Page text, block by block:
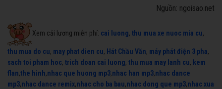
Nguồn: ngoisao.net
Xem cải lương miễn phí: cai luong, thu mua xe nuoc mia cu,
thu mua do cu, may phat dien cu, Hát Chầu Văn, máy phát điện 3 pha,
sach toi pham hoc, trich doan cai luong, thu mua may lanh cu, kem
flan,the hinh,nhac que huong mp3,nhac han mp3,nhac dance
mp3,nhac dance remix,nhac cho ba bau,nhac dong que mp3,nhac xua